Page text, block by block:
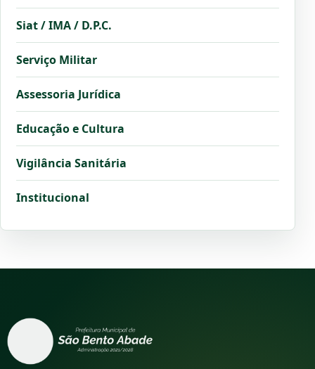
Siat / IMA / D.P.C.
Serviço Militar
Assessoria Jurídica
Educação e Cultura
Vigilância Sanitária
Institucional